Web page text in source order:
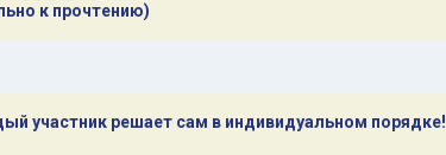
к прочтению)
участник решает сам в индивидуальном порядке!